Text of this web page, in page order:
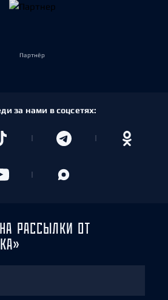
Партнёр
за нами в соцсетях:
РАССЫЛКИ ОТ